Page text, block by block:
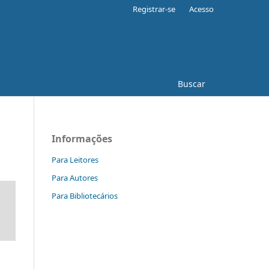
Buscar
Registrar-se Acesso
Informações
Para Leitores
Para Autores
Para Bibliotecários